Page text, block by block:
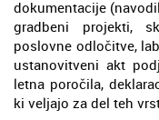
dokumentacije
gradbeni projekti,
poslovne odločitve,
ustanovitveni akt
letna poročila,
ki veljajo za del teh